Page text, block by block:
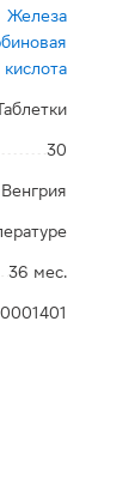
Железа
кислота
30
Венгрия
36 мес.